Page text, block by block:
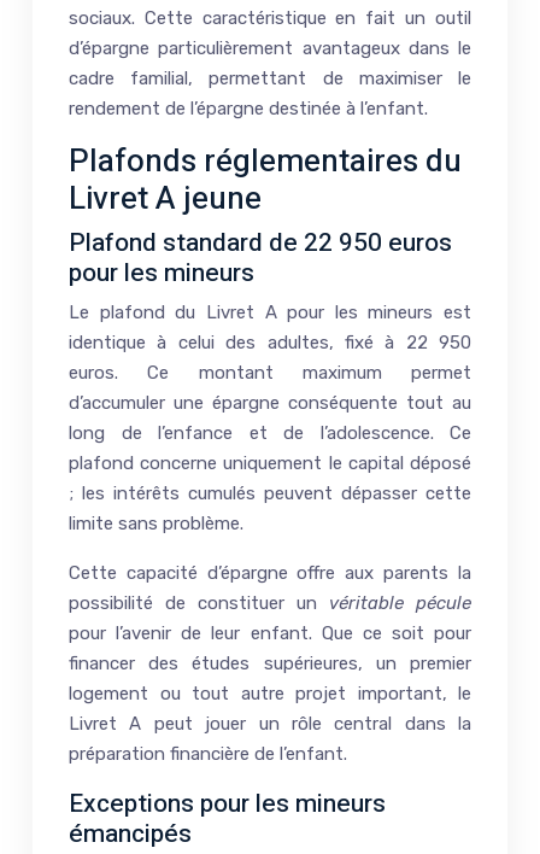
sociaux. Cette caractéristique en fait un outil
d’épargne particulièrement avantageux dans le
cadre familial, permettant de maximiser le
rendement de l’épargne destinée à l’enfant.
Plafonds réglementaires du
Livret A jeune
Plafond standard de 22 950 euros
pour les mineurs
Le plafond du Livret A pour les mineurs est
identique à celui des adultes, fixé à 22 950
euros. Ce montant maximum permet
d’accumuler une épargne conséquente tout au
long de l’enfance et de l’adolescence. Ce
plafond concerne uniquement le capital déposé
; les intérêts cumulés peuvent dépasser cette
limite sans problème.
Cette capacité d’épargne offre aux parents la
possibilité de constituer un véritable pécule
pour l’avenir de leur enfant. Que ce soit pour
financer des études supérieures, un premier
logement ou tout autre projet important, le
Livret A peut jouer un rôle central dans la
préparation financière de l’enfant.
Exceptions pour les mineurs
émancipés